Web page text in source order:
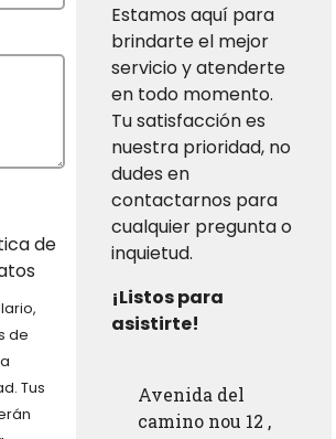
de
de
Tus
Estamos aquí para
brindarte el mejor
servicio y atenderte
en todo momento.
Tu satisfacción es
nuestra prioridad, no
dudes en
contactarnos para
cualquier pregunta o
inquietud.
¡Listos para
asistirte!
Avenida del
camino nou 12 ,